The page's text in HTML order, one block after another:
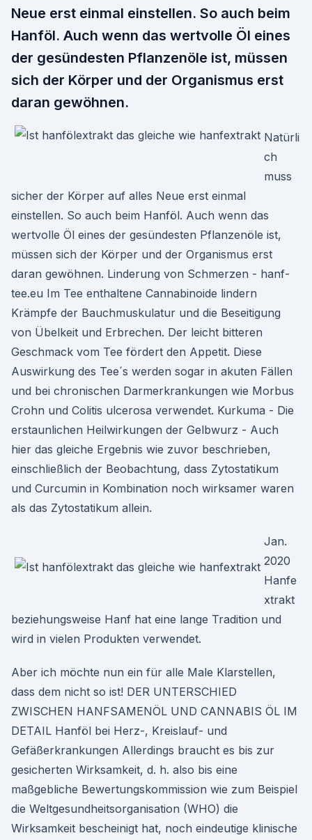
Neue erst einmal einstellen. So auch beim
Hanföl. Auch wenn das wertvolle Öl eines
der gesündesten Pflanzenöle ist, müssen
sich der Körper und der Organismus erst
daran gewöhnen.
Natürli
ch
muss
sicher der Körper auf alles Neue erst einmal
einstellen. So auch beim Hanföl. Auch wenn das
wertvolle Öl eines der gesündesten Pflanzenöle ist,
müssen sich der Körper und der Organismus erst
daran gewöhnen. Linderung von Schmerzen - hanf-
tee.eu Im Tee enthaltene Cannabinoide lindern
Krämpfe der Bauchmuskulatur und die Beseitigung
von Übelkeit und Erbrechen. Der leicht bitteren
Geschmack vom Tee fördert den Appetit. Diese
Auswirkung des Tee´s werden sogar in akuten Fällen
und bei chronischen Darmerkrankungen wie Morbus
Crohn und Colitis ulcerosa verwendet. Kurkuma - Die
erstaunlichen Heilwirkungen der Gelbwurz - Auch
hier das gleiche Ergebnis wie zuvor beschrieben,
einschließlich der Beobachtung, dass Zytostatikum
und Curcumin in Kombination noch wirksamer waren
als das Zytostatikum allein.
Jan.
2020
Hanfe
xtrakt
beziehungsweise Hanf hat eine lange Tradition und
wird in vielen Produkten verwendet.
Aber ich möchte nun ein für alle Male Klarstellen,
dass dem nicht so ist! DER UNTERSCHIED
ZWISCHEN HANFSAMENÖL UND CANNABIS ÖL IM
DETAIL Hanföl bei Herz-, Kreislauf- und
Gefäßerkrankungen Allerdings braucht es bis zur
gesicherten Wirksamkeit, d. h. also bis eine
maßgebliche Bewertungskommission wie zum Beispiel
die Weltgesundheitsorganisation (WHO) die
Wirksamkeit bescheinigt hat, noch eindeutige klinische